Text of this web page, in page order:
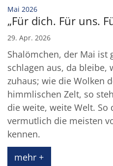
Mai 2026:
„Für dich. Für uns.
29. Apr. 2026
Shalömchen, der Mai ist
schlagen aus, da bleibe,
zuhaus; wie die Wolken
himmlischen Zelt, so
die weite, weite Welt. So
vermutlich die meisten
kennen.
mehr +